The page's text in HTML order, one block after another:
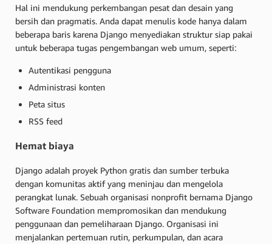
Hal ini mendukung perkembangan pesat dan desain yang
bersih dan pragmatis. Anda dapat menulis kode hanya dalam
beberapa baris karena Django menyediakan struktur siap pakai
untuk beberapa tugas pengembangan web umum, seperti:
Autentikasi pengguna
Administrasi konten
Peta situs
RSS feed
Hemat biaya
Django adalah proyek Python gratis dan sumber terbuka
dengan komunitas aktif yang meninjau dan mengelola
perangkat lunak. Sebuah organisasi nonprofit bernama Django
Software Foundation mempromosikan dan mendukung
penggunaan dan pemeliharaan Django. Organisasi ini
menjalankan pertemuan rutin, perkumpulan, dan acara